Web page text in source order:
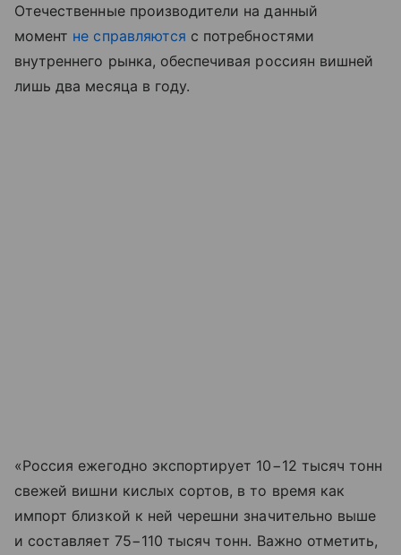
Отечественные производители на данный
момент не справляются с потребностями
внутреннего рынка, обеспечивая россиян вишней
лишь два месяца в году.
«Россия ежегодно экспортирует 10−12 тысяч тонн
свежей вишни кислых сортов, в то время как
импорт близкой к ней черешни значительно выше
и составляет 75−110 тысяч тонн. Важно отметить,